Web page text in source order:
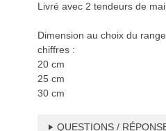
Livré avec 2 tendeurs de
Dimension au choix du
chiffres :
20 cm
25 cm
30 cm
QUESTIONS /